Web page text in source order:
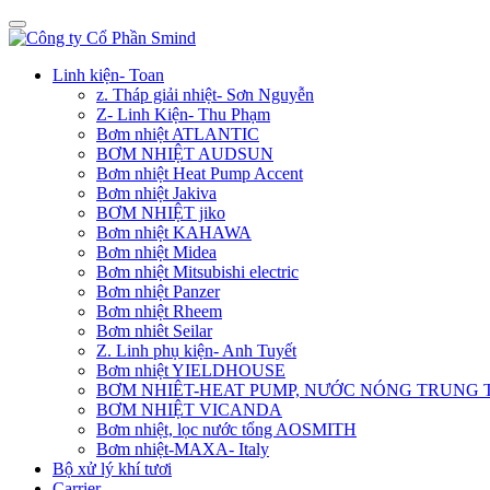
Linh kiện- Toan
z. Tháp giải nhiệt- Sơn Nguyễn
Z- Linh Kiện- Thu Phạm
Bơm nhiệt ATLANTIC
BƠM NHIỆT AUDSUN
Bơm nhiệt Heat Pump Accent
Bơm nhiệt Jakiva
BƠM NHIỆT jiko
Bơm nhiệt KAHAWA
Bơm nhiệt Midea
Bơm nhiệt Mitsubishi electric
Bơm nhiệt Panzer
Bơm nhiệt Rheem
Bơm nhiêt Seilar
Z. Linh phụ kiện- Anh Tuyết
Bơm nhiệt YIELDHOUSE
BƠM NHIÊT-HEAT PUMP, NƯỚC NÓNG TRUNG
BƠM NHIỆT VICANDA
Bơm nhiệt, lọc nước tổng AOSMITH
Bơm nhiệt-MAXA- Italy
Bộ xử lý khí tươi